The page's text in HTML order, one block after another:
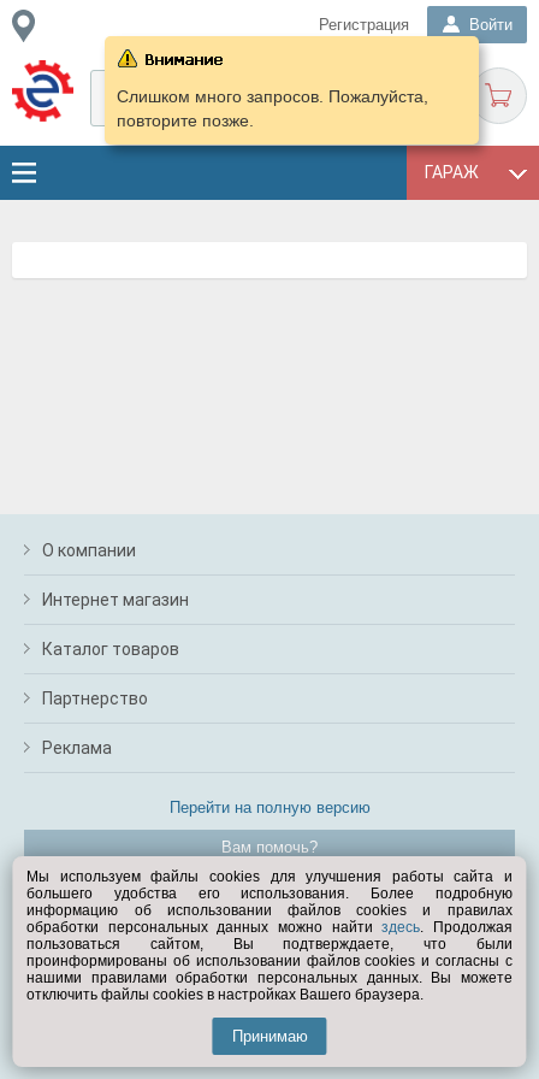
Регистрация Войти
ГАРАЖ
Слишком много запросов. Пожалуйста,
повторите позже.
О компании
Интернет магазин
Каталог товаров
Партнерство
Реклама
Перейти на полную версию
Вам помочь?
© Exist.ru 1998—2026
Мы используем файлы cookies для улучшения работы сайта и
большего удобства его использования. Более подробную
информацию об использовании файлов cookies и правилах
обработки персональных данных можно найтиздесь. Продолжая
пользоваться сайтом, Вы подтверждаете, что были
проинформированы об использовании файлов cookies и согласны с
нашими правилами обработки персональных данных. Вы можете
отключить файлы cookies в настройках Вашего браузера.
Принимаю